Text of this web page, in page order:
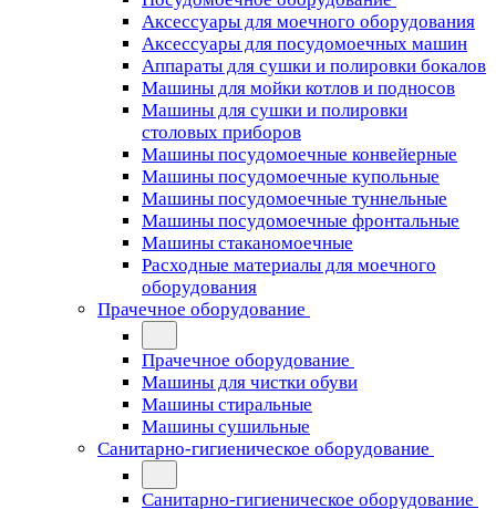
Аксессуары для моечного оборудования
Аксессуары для посудомоечных машин
Аппараты для сушки и полировки бокалов
Машины для мойки котлов и подносов
Машины для сушки и полировки
столовых приборов
Машины посудомоечные конвейерные
Машины посудомоечные купольные
Машины посудомоечные туннельные
Машины посудомоечные фронтальные
Машины стаканомоечные
Расходные материалы для моечного
оборудования
Прачечное оборудование
Прачечное оборудование
Машины для чистки обуви
Машины стиральные
Машины сушильные
Санитарно-гигиеническое оборудование
Санитарно-гигиеническое оборудование